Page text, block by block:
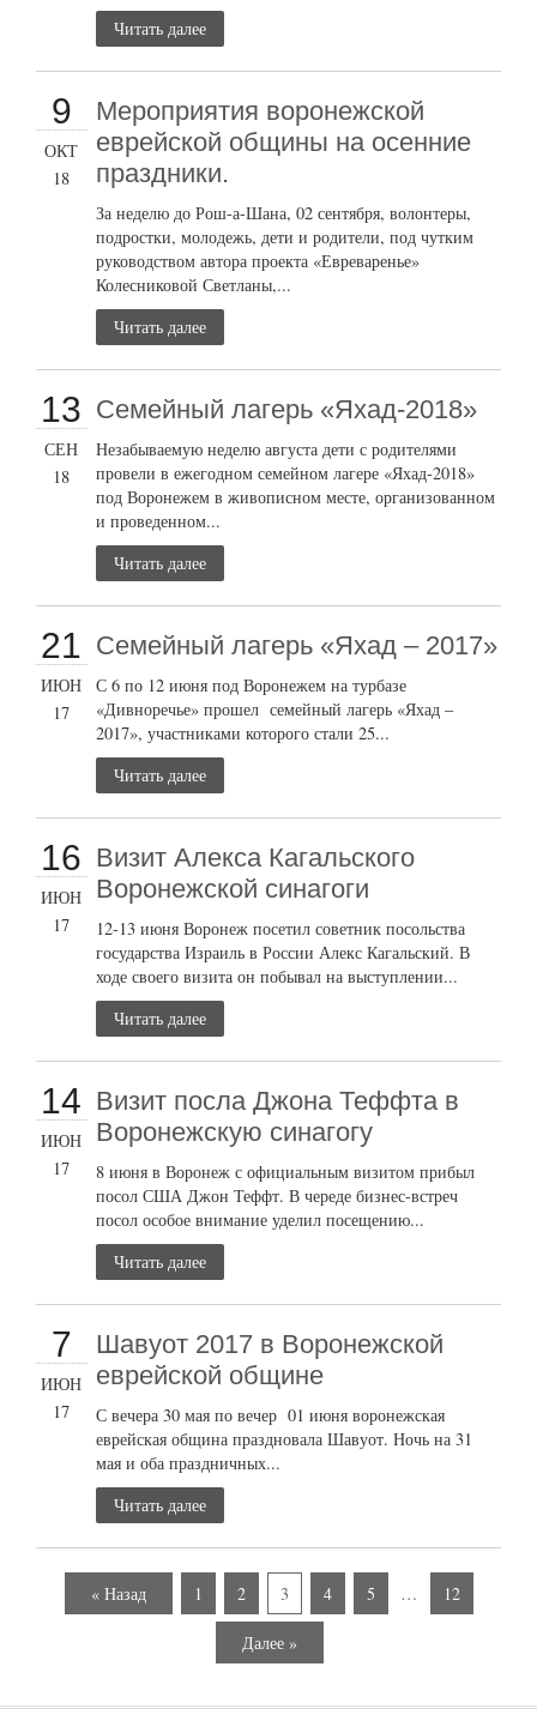
Читать далее
9
ОКТ
18
Мероприятия воронежской
еврейской общины на осенние
праздники.
За неделю до Рош-а-Шана, 02 сентября, волонтеры,
подростки, молодежь, дети и родители, под чутким
руководством автора проекта «Евреваренье»
Колесниковой Светланы,...
Читать далее
13
СЕН
18
Семейный лагерь «Яхад-2018»
Незабываемую неделю августа дети с родителями
провели в ежегодном семейном лагере «Яхад-2018»
под Воронежем в живописном месте, организованном
и проведенном...
Читать далее
21
ИЮН
17
Семейный лагерь «Яхад – 2017»
С 6 по 12 июня под Воронежем на турбазе
«Дивноречье» прошел семейный лагерь «Яхад –
2017», участниками которого стали 25...
Читать далее
16
ИЮН
17
Визит Алекса Кагальского
Воронежской синагоги
12-13 июня Воронеж посетил советник посольства
государства Израиль в России Алекс Кагальский. В
ходе своего визита он побывал на выступлении...
Читать далее
14
ИЮН
17
Визит посла Джона Теффта в
Воронежскую синагогу
8 июня в Воронеж с официальным визитом прибыл
посол США Джон Теффт. В череде бизнес-встреч
посол особое внимание уделил посещению...
Читать далее
7
ИЮН
17
Шавуот 2017 в Воронежской
еврейской общине
С вечера 30 мая по вечер 01 июня воронежская
еврейская община праздновала Шавуот. Ночь на 31
мая и оба праздничных...
Читать далее
« Назад 1 2 3 4 5 … 12
Далее »